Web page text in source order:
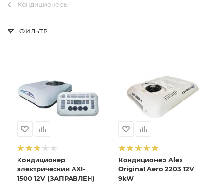
Кондиционеры
ФИЛЬТР
Кондиционер
электрический AXI-
1500 12V (ЗАПРАВЛЕН)
Кондиционер Alex
Original Aero 2203 12V
9kW